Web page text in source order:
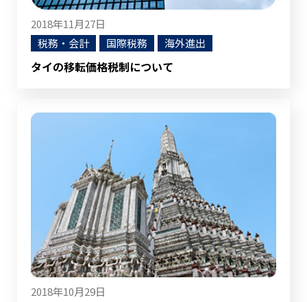
2018年11月27日
税務・会計
国際税務 海外進出
タイの移転価格税制について
2018年10月29日